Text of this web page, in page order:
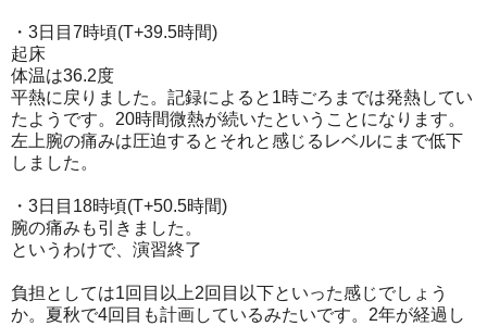
・3日目7時頃(T+39.5時間)
起床
体温は36.2度
平熱に戻りました。記録によると1時ごろまでは発熱してい
たようです。20時間微熱が続いたということになります。
左上腕の痛みは圧迫するとそれと感じるレベルにまで低下
しました。
・3日目18時頃(T+50.5時間)
腕の痛みも引きました。
というわけで、演習終了
負担としては1回目以上2回目以下といった感じでしょう
か。夏秋で4回目も計画しているみたいです。2年が経過し